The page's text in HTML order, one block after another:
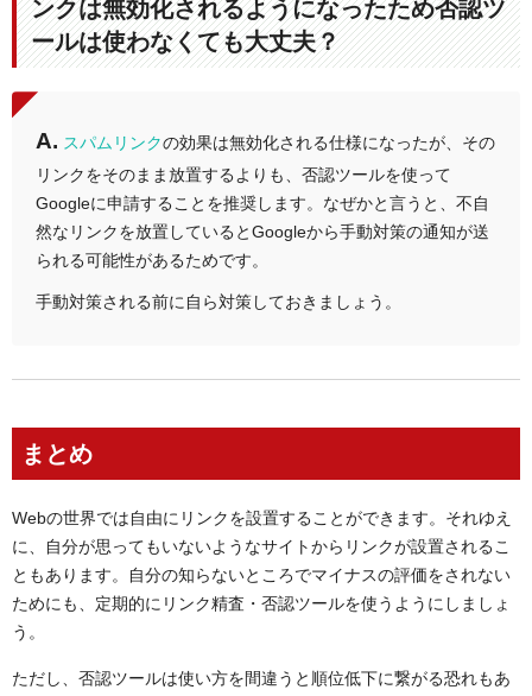
ンクは無効化されるようになったため否認ツ
ールは使わなくても大丈夫？
A. スパムリンクの効果は無効化される仕様になったが、その
リンクをそのまま放置するよりも、否認ツールを使って
Googleに申請することを推奨します。なぜかと言うと、不自
然なリンクを放置しているとGoogleから手動対策の通知が送
られる可能性があるためです。
手動対策される前に自ら対策しておきましょう。
まとめ
Webの世界では自由にリンクを設置することができます。それゆえ
に、自分が思ってもいないようなサイトからリンクが設置されるこ
ともあります。自分の知らないところでマイナスの評価をされない
ためにも、定期的にリンク精査・否認ツールを使うようにしましょ
う。
ただし、否認ツールは使い方を間違うと順位低下に繋がる恐れもあ